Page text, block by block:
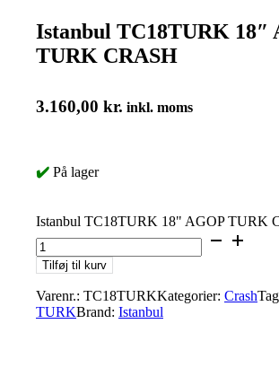
Istanbul TC18TURK 18″
TURK CRASH
3.160,00 kr. inkl. moms
✔️ På lager
Istanbul TC18TURK 18" AGOP TURK
Tilføj til kurv
Varenr.: TC18TURKKategorier: Crash
TURKBrand: Istanbul